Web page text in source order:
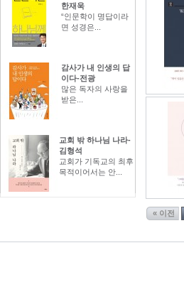
한재욱
“인문학이 명답이라
면 성경은...
감사가 내 인생의 답
이다-전광
많은 독자의 사랑을
받은...
교회 밖 하나님 나라-
김형석
교회가 기독교의 최후
목적이어서는 안...
« 이전